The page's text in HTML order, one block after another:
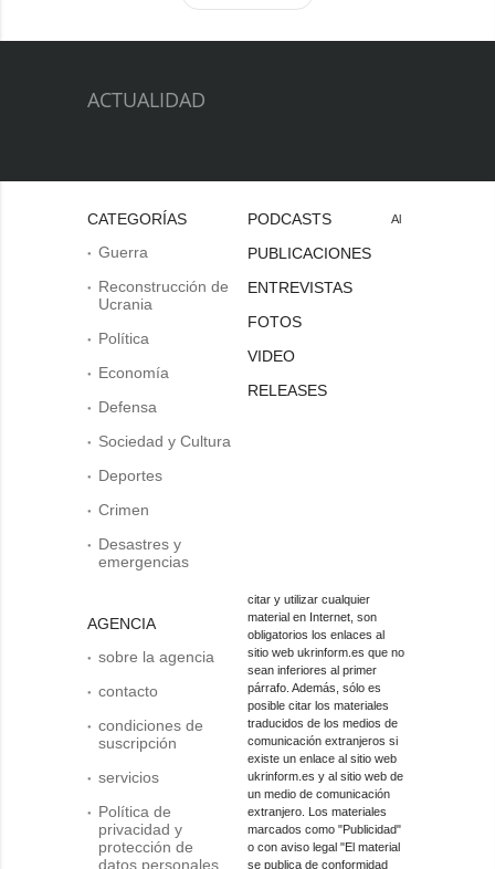
ACTUALIDAD
CATEGORÍAS
Guerra
Reconstrucción de
Ucrania
Política
Economía
Defensa
Sociedad y Cultura
Deportes
Crimen
Desastres y
emergencias
AGENCIA
sobre la agencia
contacto
condiciones de
suscripción
servicios
Política de
privacidad y
protección de
datos personales
PODCASTS
PUBLICACIONES
ENTREVISTAS
FOTOS
VIDEO
RELEASES
Al
citar y utilizar cualquier
material en Internet, son
obligatorios los enlaces al
sitio web ukrinform.es que no
sean inferiores al primer
párrafo. Además, sólo es
posible citar los materiales
traducidos de los medios de
comunicación extranjeros si
existe un enlace al sitio web
ukrinform.es y al sitio web de
un medio de comunicación
extranjero. Los materiales
marcados como "Publicidad"
o con aviso legal "El material
se publica de conformidad